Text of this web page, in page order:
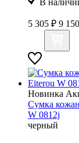
5 305 ₽ 9
Новинка
Сумка
W 0812j
черный